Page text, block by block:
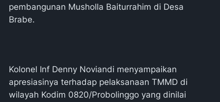
pembangunan Musholla Baiturrahim di Desa
Brabe.
Kolonel Inf Denny Noviandi menyampaikan
apresiasinya terhadap pelaksanaan TMMD di
wilayah Kodim 0820/Probolinggo yang dinilai